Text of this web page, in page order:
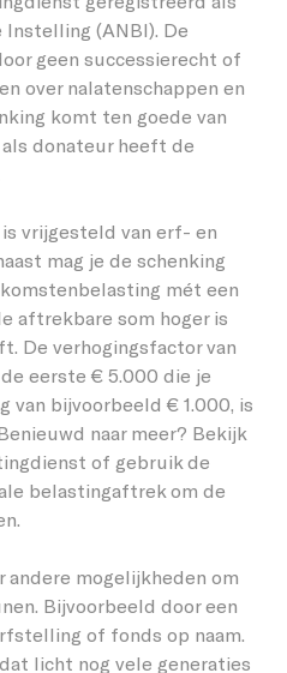
(ANBI). De
geen successierecht of
over nalatenschappen en
komt ten goede van
donateur heeft de
vrijgesteld van erf- en
mag je de schenking
mét een
aftrekbare som hoger is
De verhogingsfactor van
eerste € 5.000 die je
van bijvoorbeeld € 1.000, is
naar meer? Bekijk
of gebruik de
belastingaftrek om de
andere mogelijkheden om
Bijvoorbeeld door een
of fonds op naam.
licht nog vele generaties